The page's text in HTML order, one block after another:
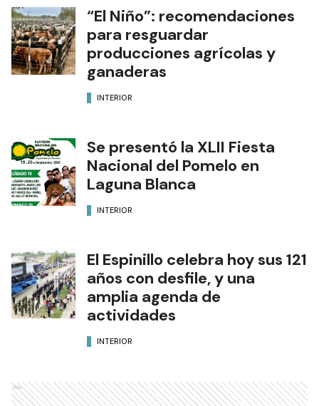
“El Niño”: recomendaciones
para resguardar
producciones agrícolas y
ganaderas
INTERIOR
Se presentó la XLII Fiesta
Nacional del Pomelo en
Laguna Blanca
INTERIOR
El Espinillo celebra hoy sus 121
años con desfile, y una
amplia agenda de
actividades
INTERIOR
Ads